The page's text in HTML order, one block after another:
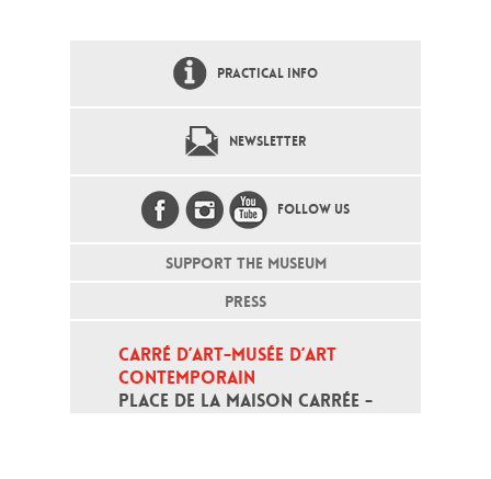
PRACTICAL INFO
NEWSLETTER
FOLLOW US
SUPPORT THE MUSEUM
PRESS
CARRÉ D’ART-MUSÉE D’ART
CONTEMPORAIN
PLACE DE LA MAISON CARRÉE -